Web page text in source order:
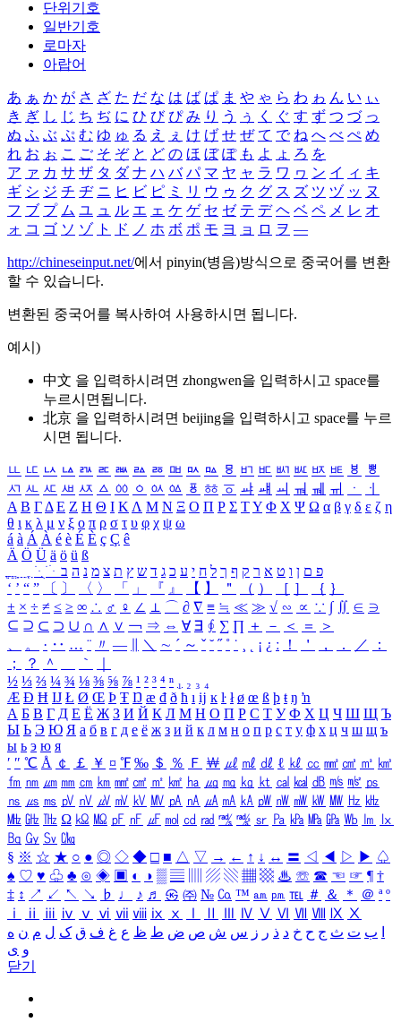
단위기호
일반기호
로마자
아랍어
あ ぁ か が さ ざ た だ な は ば ぱ ま や ゃ ら わ ゎ ん い ぃ
き ぎ し じ ち ぢ に ひ び ぴ み り う ぅ く ぐ す ず つ づ っ
ぬ ふ ぶ ぷ む ゆ ゅ る え ぇ け げ せ ぜ て で ね へ べ ぺ め
れ お ぉ こ ご そ ぞ と ど の ほ ぼ ぽ も よ ょ ろ を
ア ァ カ サ ザ タ ダ ナ ハ バ パ マ ヤ ャ ラ ワ ヮ ン イ ィ キ
ギ シ ジ チ ヂ ニ ヒ ビ ピ ミ リ ウ ゥ ク グ ス ズ ツ ヅ ッ ヌ
フ ブ プ ム ユ ュ ル エ ェ ケ ゲ セ ゼ テ デ ヘ ベ ペ メ レ オ
ォ コ ゴ ソ ゾ ト ド ノ ホ ボ ポ モ ヨ ョ ロ ヲ ―
http://chineseinput.net/에서 pinyin(병음)방식으로 중국어를 변환
할 수 있습니다.
변환된 중국어를 복사하여 사용하시면 됩니다.
예시)
中文 을 입력하시려면 zhongwen을 입력하시고 space를
누르시면됩니다.
北京 을 입력하시려면 beijing을 입력하시고 space를 누르
시면 됩니다.
ㅥ ㅦ ㅧ ㅨ ㅩ ㅪ ㅫ ㅬ ㅭ ㅮ ㅯ ㅰ ㅱ ㅲ ㅳ ㅴ ㅵ ㅶ ㅷ ㅸ
ㅹ
ㅺ ㅻ ㅼ ㅽ ㅾ ㅿ ㆀ ㆁ ㆂ ㆃ ㆄ ㆅ ㆆ ㆇ ㆈ ㆉ ㆊ ㆋ ㆌ ㆍ
ㆎ
Α Β ΓΔ Ε Ζ Η Θ Ι ΚΛ Μ Ν Ξ Ο Π Ρ Σ ΤΥ Φ Χ Ψ Ω α β γ δ ε ζ η
θ ι κ λ μ ν ξ ο π ρ σ τ υ φ χ ψ ω
á à Á À é è É È ç Ç ê
Ä Ö Ü ä ö ü ß
ִֶֹ ֻּ ׁׂ פ ם ן ו ט א ר ק ף ך ל ח י ע כ ג ד ש ץ ת צ מ נ ה ב
‘ ’ “ ” 〔 〕 〈 〉 「 」 『 』 【 】 ＂ （ ） ［ ］ ｛ ｝
± × ÷ ≠ ≤ ≥ ∞ ∴ ♂ ♀ ∠ ⊥ ⌒ ∂ ∇ ≡ ≒ ≪ ≫ √ ∽ ∝ ∵ ∫ ∬ ∈ ∋
⊆ ⊇ ⊂ ⊃ ∪ ∩ ∧ ∨ ￢ ⇒ ⇔ ∀ ∃ ∮ ∑ ∏ ＋ － ＜ ＝
＞
、
。 · ‥ … ¨ 〃 ― ＼ ∼ ´ ～ ˇ ˘ ˝ ˚ ˙ ¸ ¡ ¿ ː ！ ＇ ， ． ／
：
；
？ ＾ ｀
½ ⅓ ⅔ ¼ ¾ ⅛ ⅜ ⅝ ⅞ ¹ ² ³ ⁴ ⁿ ₁ ₂ ₃ ₄
Æ Ð Ħ Ĳ Ł Ø Œ Þ Ŧ Ŋ æ đ ð ħ ı ĳ ĸ ŀ ł ø œ ß þ ŧ ŋ ŉ
А Б В Г Д Е Ё Ж З И Й К Л М Н О П Р С Т У Ф Х Ц Ч Ш Щ Ъ
Ы Ь Э Ю Я а б в г д е ё ж з и й к л м н о п р с т у ф х ц ч ш щ ъ
ы ь э ю я
′ ″ ℃ Å ￠ ￡ ￥ ¤ ℉ ‰ ＄ ％ Ｆ ￦ ㎕ ㎖ ㎗ ℓ ㎘ ㏄ ㎣ ㎤ ㎥ ㎦
㎙ ㎚ ㎛ ㎜ ㎝ ㎞ ㎟ ㎠ ㎡ ㎢ ㏊ ㎍ ㎎ ㎏ ㏏ ㎈ ㎉ ㏈ ㎧ ㎨ ㎰
㎱ ㎲ ㎳ ㎴ ㎵ ㎶ ㎷ ㎸ ㎹ ㎀ ㎁ ㎂ ㎃ ㎄ ㎺ ㎻ ㎽ ㎾ ㎿ ㎐ ㎑
㎒ ㎓ ㎔ Ω ㏀ ㏁ ㎊ ㎋ ㎌ ㏖ ㏅ ㎭ ㎮ ㎯ ㏛ ㎩ ㎪ ㎫ ㎬ ㏝ ㏐
㏓
㏃ ㏉ ㏜ ㏆
§ ※ ☆ ★ ○ ● ◎ ◇ ◆ □ ■ △ ▽ → ← ↑ ↓ ↔ 〓 ◁ ◀ ▷ ▶ ♤
♠ ♡ ♥ ♧ ♣ ⊙ ◈ ▣ ◐ ◑ ▒ ▤ ▨ ▧ ▦ ▩ ♨ ☏ ☎ ☜ ☞ ¶ †
‡ ↕ ↗ ↙ ↖ ↘ ♭ ♩ ♪ ♬ ㉿ ㈜ № ㏇ ™ ㏂ ㏘ ℡ ＃ ＆ ＊ ＠ ª º
ⅰ
ⅱ ⅲ ⅳ ⅴ ⅵ ⅶ ⅷ ⅸ ⅹ Ⅳ Ⅴ Ⅵ Ⅶ Ⅷ Ⅸ Ⅹ
ب ت ث ج ح خ د ذ ر ز س ش ص ض ط ظ ع غ ف ق ک ل م ن ه
و ی
닫기